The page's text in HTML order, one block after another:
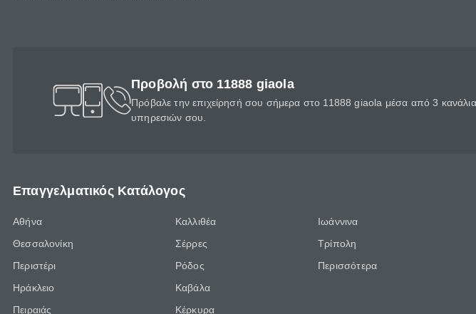
Προβολή στο 11888 giaola
Πρόβαλε την επιχείρησή σου σήμερα στο 11888 giaola μέσα από 3
υπηρεσιών σου.
Επαγγελματικός Κατάλογος
Αθήνα
Θεσσαλονίκη
Περιστέρι
Ηράκλειο
Πειραιάς
Καλλιθέα
Σέρρες
Ρόδος
Καβάλα
Κέρκυρα
Ιωάννινα
Τρίπολη
Περισσότερα